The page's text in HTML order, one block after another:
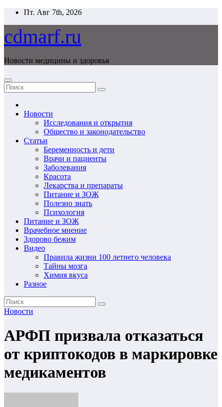
Перейти
содержимому
Пт. Авг 7th, 2026
cdmarf.ru
Новости медицины и здоровья
Новости
Исследования и открытия
Общество и законодательство
Статьи
Беременность и дети
Врачи и пациенты
Заболевания
Красота
Лекарства и препараты
Питание и ЗОЖ
Полезно знать
Психология
Питание и ЗОЖ
Врачебное мнение
Здорово бежим
Видео
Правила жизни 100 летнего человека
Тайны мозга
Химия вкуса
Разное
Новости
АРФП призвала отказаться
от криптокодов в маркировке
медикаментов